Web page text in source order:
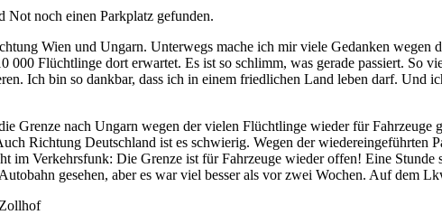
noch einen Parkplatz gefunden.
Wien und Ungarn. Unterwegs mache ich mir viele Gedanken
000 Flüchtlinge dort erwartet. Es ist so schlimm, was gerade passiert. So
Ich bin so dankbar, dass ich in einem friedlichen Land leben darf.
Grenze nach Ungarn wegen der vielen Flüchtlinge wieder für
Richtung Deutschland ist es schwierig. Wegen der wiedereingeführten
im Verkehrsfunk: Die Grenze ist für Fahrzeuge wieder offen! Eine
gesehen, aber es war viel besser als vor zwei Wochen. Auf dem